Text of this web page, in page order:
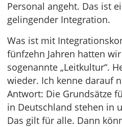
Personal angeht. Das ist
gelingender Integration.
Was ist mit
fünfzehn Jahren hatten
sogenannte „Leitkultur“.
wieder. Ich kenne darauf
Antwort: Die Grundsätze
in Deutschland stehen in
Das gilt für alle. Dann